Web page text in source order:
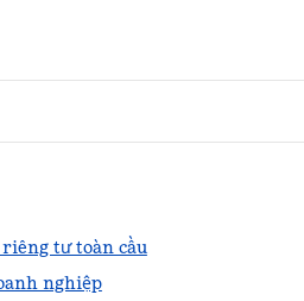
tư toàn cầu
nghiệp